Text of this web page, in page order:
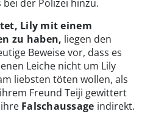
der Polizei hinzu.
Lily mit einem
zu haben, liegen den
Beweise vor, dass es
Leiche nicht um Lily
liebsten töten wollen, als
Freund Teiji gewittert
Falschaussage indirekt.